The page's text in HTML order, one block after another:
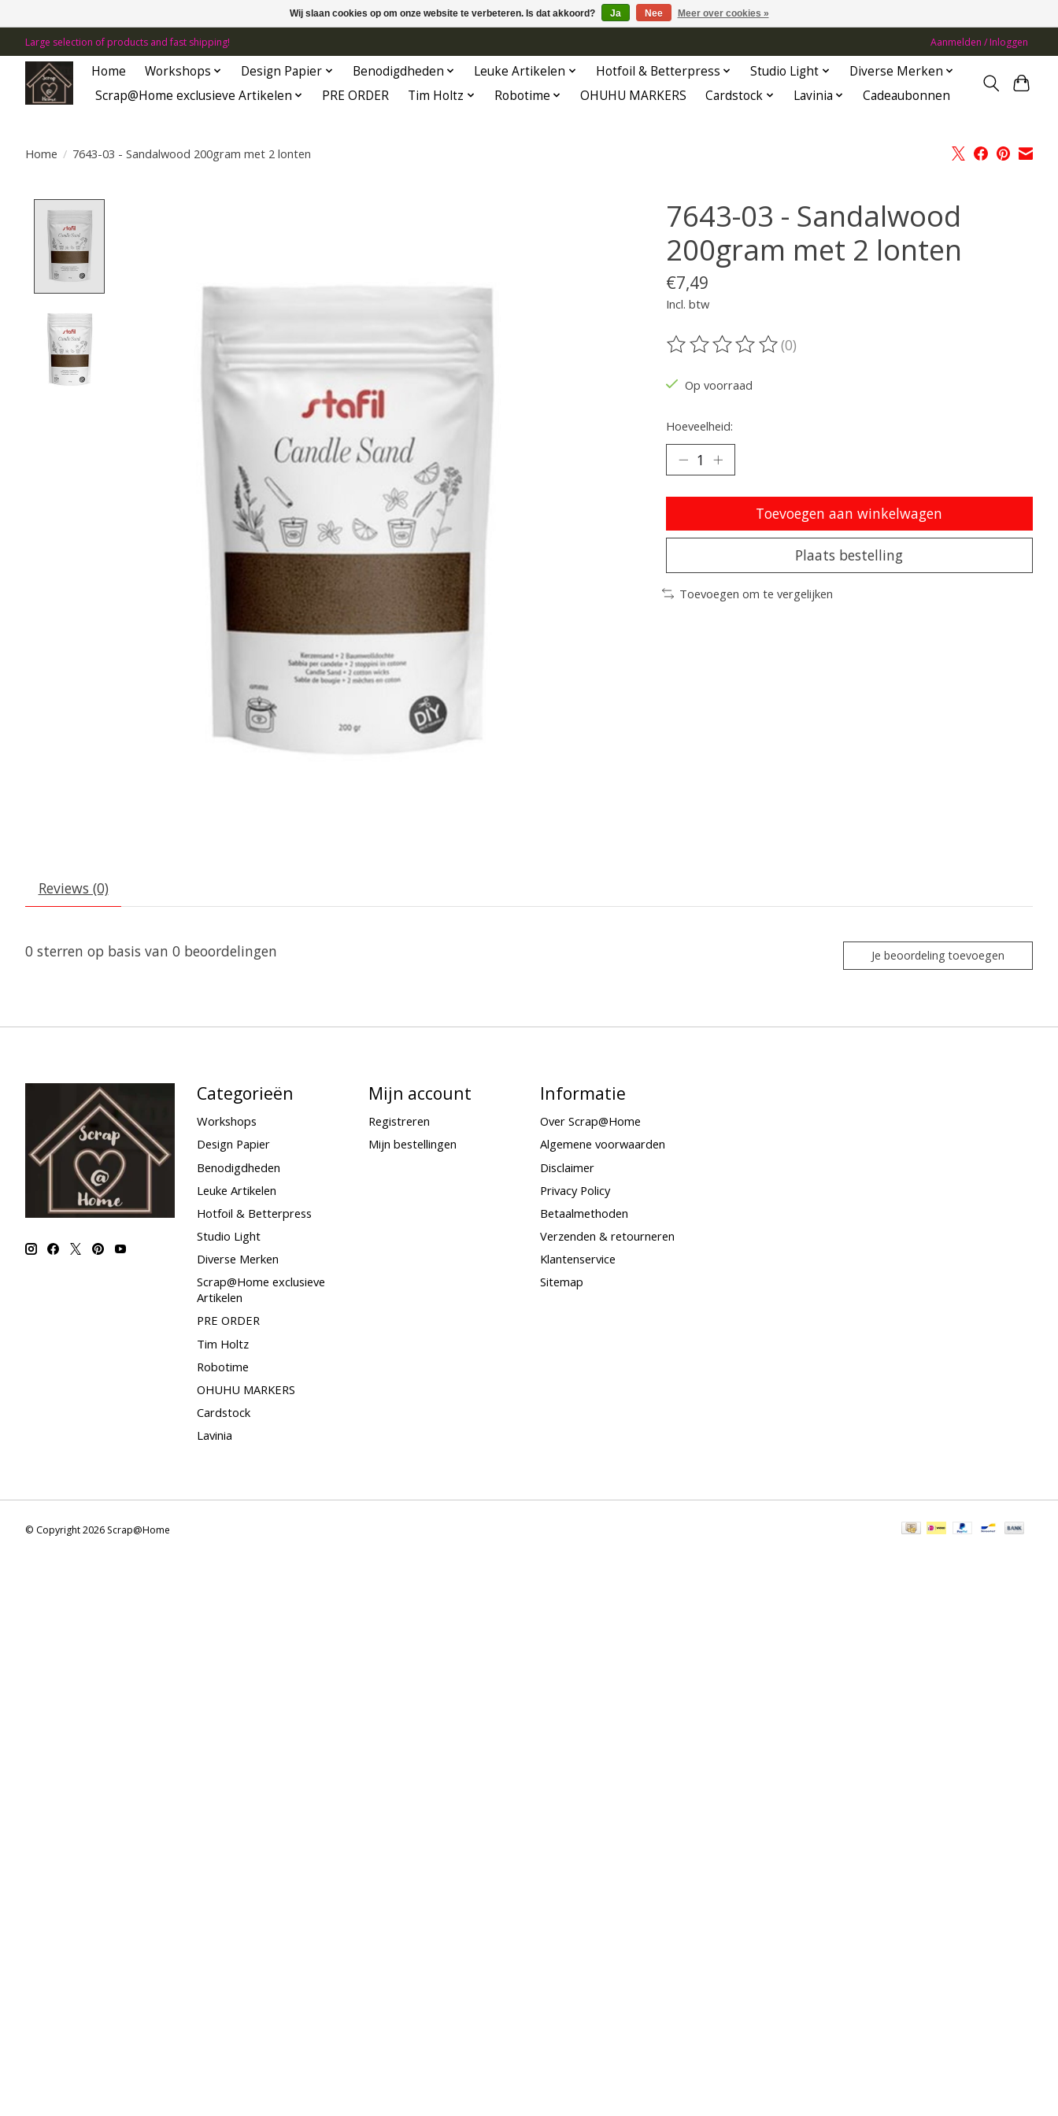
Large selection of products and fast shipping! Aanmelden / Inloggen
Home Workshops Design Papier Benodigdheden Leuke Artikelen Hotfoil & Betterpress Studio Light
Diverse Merken
Scrap@Home exclusieve Artikelen
PRE ORDER Tim Holtz Robotime OHUHU MARKERS Cardstock Lavinia Cadeaubonnen
Home / 7643-03 - Sandalwood 200gram met 2 lonten
7643-03 - Sandalwood
200gram met 2 lonten
€7,49
Incl. btw
De beoordeling van dit product is
(0)
Op voorraad
Hoeveelheid:
Toevoegen aan winkelwagen
Plaats bestelling
Toevoegen om te vergelijken
Reviews (0)
0 sterren op basis van 0 beoordelingen Je beoordeling toevoegen
Categorieën
Workshops
Design Papier
Benodigdheden
Leuke Artikelen
Hotfoil & Betterpress
Studio Light
Diverse Merken
Scrap@Home exclusieve
Artikelen
PRE ORDER
Tim Holtz
Robotime
OHUHU MARKERS
Cardstock
Lavinia
Mijn account
Registreren
Mijn bestellingen
Informatie
Over Scrap@Home
Algemene voorwaarden
Disclaimer
Privacy Policy
Betaalmethoden
Verzenden & retourneren
Klantenservice
Sitemap
© Copyright 2026 Scrap@Home
Wij slaan cookies op om onze website te verbeteren. Is dat akkoord? Ja Nee Meer over cookies »